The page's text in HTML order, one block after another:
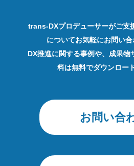
trans-DXプロデューサーがご支
についてお気軽にお問い合
DX推進に関する事例や、成果物
料は無料でダウンロー
お問い合